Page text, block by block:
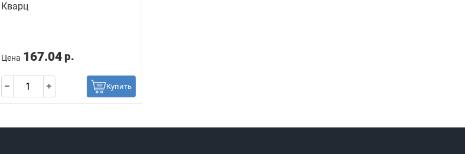
Кварц
Цена 167.04 р.
Купить